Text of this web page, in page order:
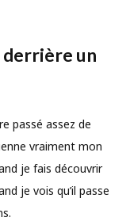
un
passé assez de
vraiment mon
je fais découvrir
je vois qu’il passe